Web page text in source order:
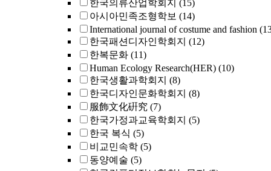
한국의류산업학회지 (15)
아시아민족조형학보 (14)
International journal of costume and fashion
한국패션디자인학회지 (12)
한복문화 (11)
Human Ecology Research(HER) (10)
한국생활과학회지 (8)
한국디자인문화학회지 (8)
服飾文化硏究 (7)
한국가정과교육학회지 (5)
한국 복식 (5)
비교민속학 (5)
동양예술 (5)